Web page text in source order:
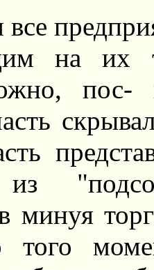
все
на их
пос-
из
минуя